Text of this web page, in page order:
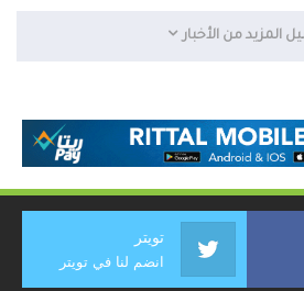
المزيد من الأخبار
تويتر
انضم لنا في تويتر